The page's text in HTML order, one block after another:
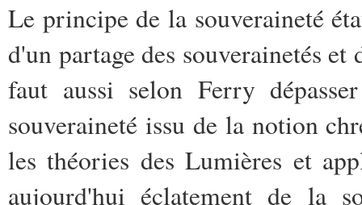
Le principe de la souveraineté
d'un partage des souverainetés
faut aussi selon Ferry
souveraineté issu de la notion
les théories des Lumières et
aujourd'hui éclatement de la